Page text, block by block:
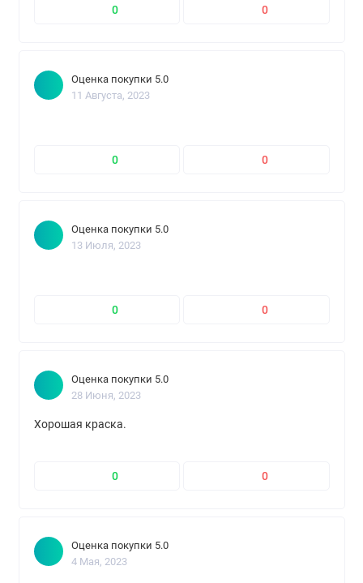
0 0
Оценка покупки 5.0
11 Августа, 2023
0 0
Оценка покупки 5.0
13 Июля, 2023
0 0
Оценка покупки 5.0
28 Июня, 2023
Хорошая краска.
0 0
Оценка покупки 5.0
4 Мая, 2023